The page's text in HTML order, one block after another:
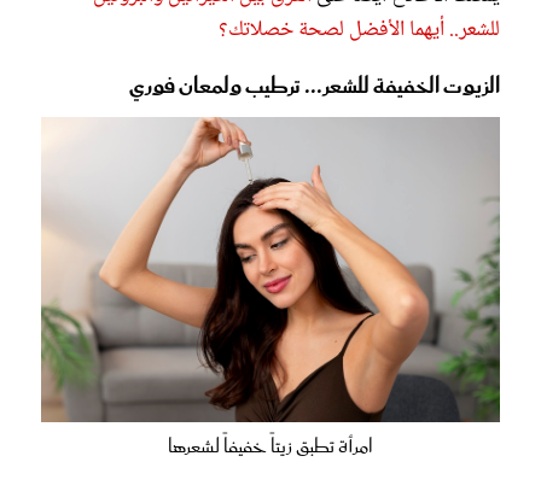
للشعر.. أيهما الأفضل لصحة خصلاتك؟
الزيوت الخفيفة للشعر... ترطيب ولمعان فوري
امرأة تطبق زيتاً خفيفاً لشعرها